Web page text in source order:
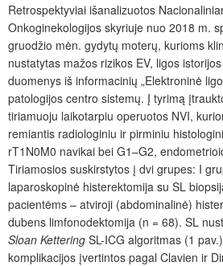
Retrospektyviai išanalizuotos
Onkoginekologijos skyriuje nuo 2018 m.
gruodžio mėn. gydytų moterų, kurioms
nustatytas mažos rizikos EV, ligos
duomenys iš informacinių „Elektroninė
patologijos centro sistemų. Į tyrimą
tiriamuoju laikotarpiu operuotos NVI,
remiantis radiologiniu ir pirminiu
rT1N0M0 navikai bei G1–G2,
Tiriamosios suskirstytos į dvi grupes: I
laparoskopinė histerektomija su SL
pacientėms – atviroji (abdominalinė)
dubens limfonodektomija (n = 68). SL
Sloan Kettering SL-ICG algoritmas (1
komplikacijos įvertintos pagal Clavien ir